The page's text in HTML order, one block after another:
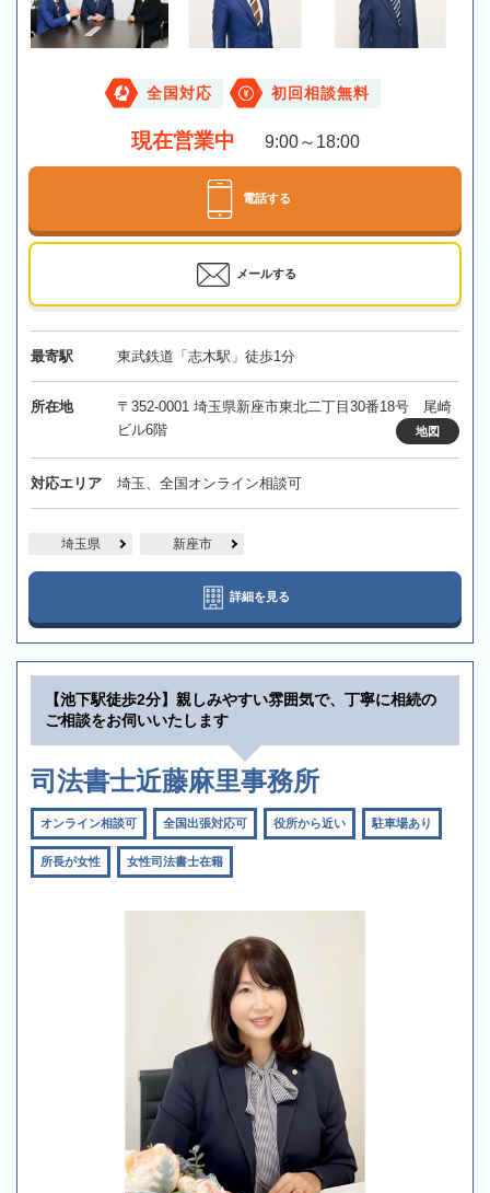
全国対応 初回相談無料
現在営業中 9:00～18:00
電話する
メールする
最寄駅 東武鉄道「志木駅」徒歩1分
所在地
〒352-0001 埼玉県新座市東北二丁目30番18号 尾崎
ビル6階
地図
対応エリア 埼玉、全国オンライン相談可
埼玉県 新座市
詳細を見る
【池下駅徒歩2分】親しみやすい雰囲気で、丁寧に相続の
ご相談をお伺いいたします
司法書士近藤麻里事務所
オンライン相談可 全国出張対応可 役所から近い 駐車場あり
所長が女性 女性司法書士在籍